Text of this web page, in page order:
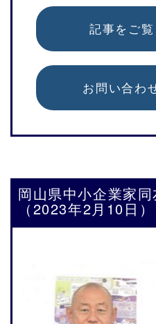
記事をご
お問い合わ
岡山県中小企業家
（2023年2月10日）